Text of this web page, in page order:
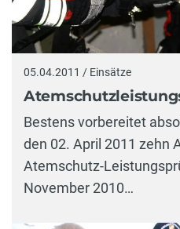
05.04.2011 / Einsätze
Bestens vorbereitet
den 02. April 2011 zehn
Atemschutz-
November 2010…